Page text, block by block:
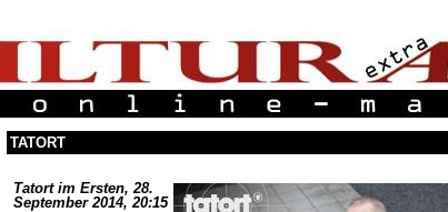
TATORT
Tatort im Ersten, 28.
September 2014, 20:15